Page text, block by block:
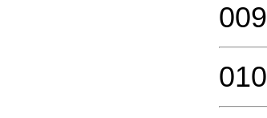
009
010